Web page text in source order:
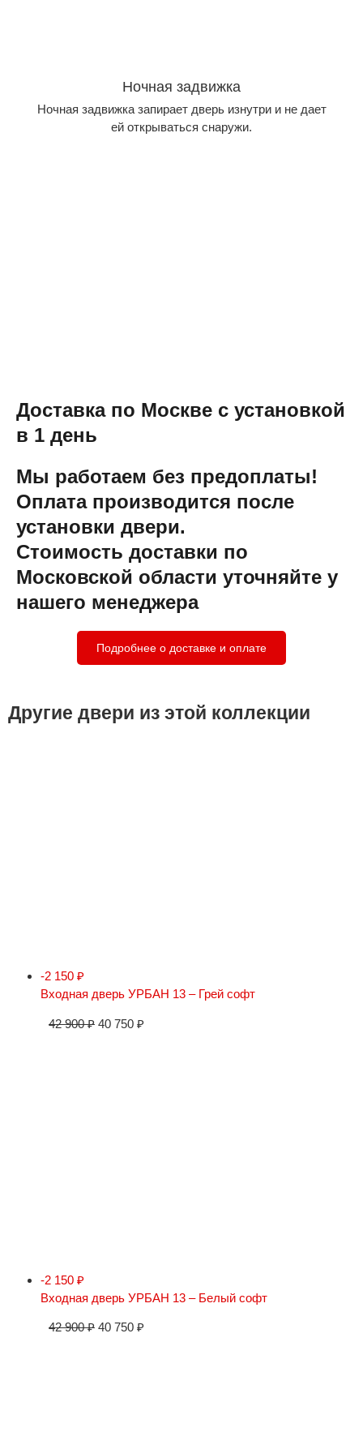
Ночная задвижка
Ночная задвижка запирает дверь изнутри и не дает
ей открываться снаружи.
Доставка по Москве с установкой
в 1 день
Мы работаем без предоплаты!
Оплата производится после
установки двери.
Стоимость доставки по
Московской области уточняйте у
нашего менеджера
Подробнее о доставке и оплате
Другие двери из этой коллекции
-2 150 ₽
Входная дверь УРБАН 13 – Грей софт
42 900₽ 40 750 ₽
-2 150 ₽
Входная дверь УРБАН 13 – Белый софт
42 900₽ 40 750 ₽